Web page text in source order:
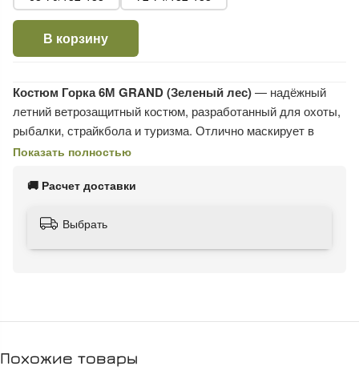
В корзину
Костюм Горка 6М GRAND (Зеленый лес)— надёжный
летний ветрозащитный костюм, разработанный для охоты,
рыбалки, страйкбола и туризма. Отлично маскирует в
лесистой местности и обеспечивает максимальный
Состоит из куртки-парки, свободных брюк и съёмных
подтяжек
переменчивую погоду
Показать полностью
🚚 Расчет доставки
Выбрать
Похожие товары